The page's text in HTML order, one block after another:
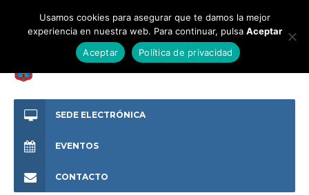
SEDE ELECTRÓNICA
EVENTOS
CONTACTO
Usamos cookies para asegurar que te damos la mejor
experiencia en nuestra web. Para continuar, pulsa Aceptar
Aceptar
Política de privacidad